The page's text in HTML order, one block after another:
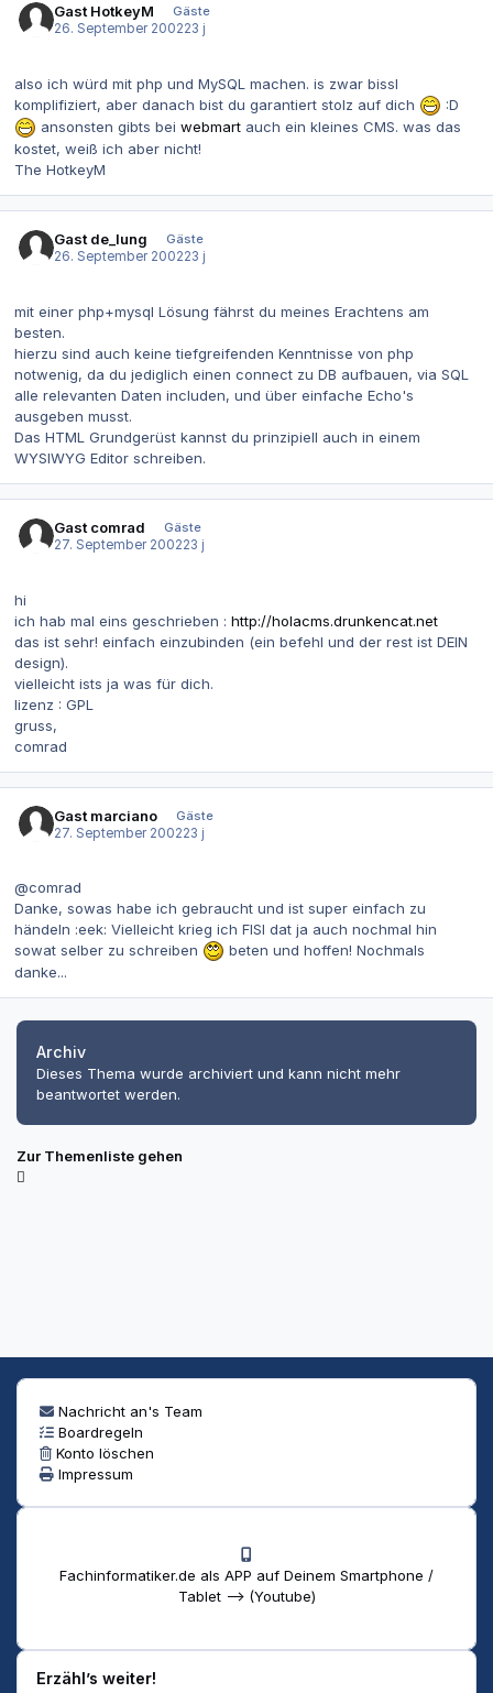
Gast HotkeyM
Gäste
26. September 200223 j
also ich würd mit php und MySQL machen. is zwar bissl
komplifiziert, aber danach bist du garantiert stolz auf dich
:D
ansonsten gibts bei webmart auch ein kleines CMS. was das
kostet, weiß ich aber nicht!
The HotkeyM
Gast de_lung
Gäste
26. September 200223 j
mit einer php+mysql Lösung fährst du meines Erachtens am
besten.
hierzu sind auch keine tiefgreifenden Kenntnisse von php
notwenig, da du jediglich einen connect zu DB aufbauen, via SQL
alle relevanten Daten includen, und über einfache Echo's
ausgeben musst.
Das HTML Grundgerüst kannst du prinzipiell auch in einem
WYSIWYG Editor schreiben.
Gast comrad
Gäste
27. September 200223 j
hi
ich hab mal eins geschrieben : http://holacms.drunkencat.net
das ist sehr! einfach einzubinden (ein befehl und der rest ist DEIN
design).
vielleicht ists ja was für dich.
lizenz : GPL
gruss,
comrad
Gast marciano
Gäste
27. September 200223 j
@comrad
Danke, sowas habe ich gebraucht und ist super einfach zu
händeln :eek: Vielleicht krieg ich FISI dat ja auch nochmal hin
sowat selber zu schreiben
beten und hoffen! Nochmals
danke...
Archiv
Dieses Thema wurde archiviert und kann nicht mehr
beantwortet werden.
Zur Themenliste gehen
Nachricht an's Team
Boardregeln
Konto löschen
Impressum
Fachinformatiker.de als APP auf Deinem Smartphone /
Tablet --> (Youtube)
Erzähl’s weiter!